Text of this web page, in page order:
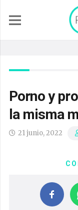
Porno y
la misma
21 junio, 2022